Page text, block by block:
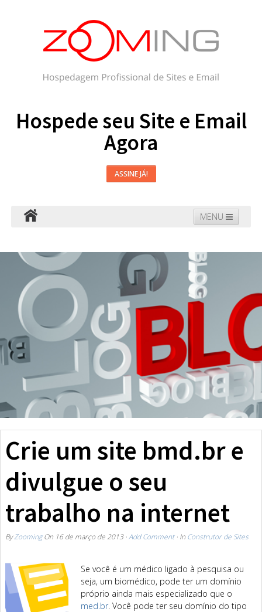
Hospede seu Site e Email
Agora
ASSINE JÁ!
MENU
Domínios Blog Suporte
Crie um site bmd.br e
divulgue o seu
trabalho na internet
ByZoomingOn 16 de março de 2013· Add Comment· In Construtor de Sites
Se você é um médico ligado à pesquisa ou
seja, um biomédico, pode ter um domínio
próprio ainda mais especializado que o
med.br. Você pode ter seu domínio do tipo